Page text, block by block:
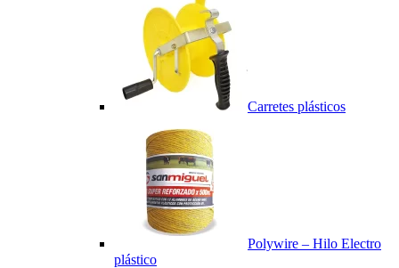
Carretes plásticos
Polywire – Hilo Electro
plástico